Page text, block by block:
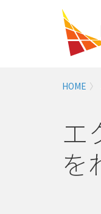
HOME
エ
を